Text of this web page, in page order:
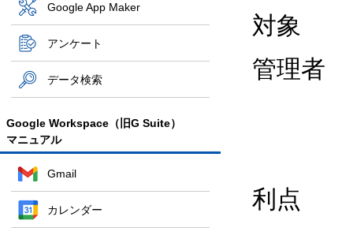
Google App Maker
アンケート
データ検索
Google Workspace（旧G Suite）
マニュアル
Gmail
カレンダー
対象
管理者
利点